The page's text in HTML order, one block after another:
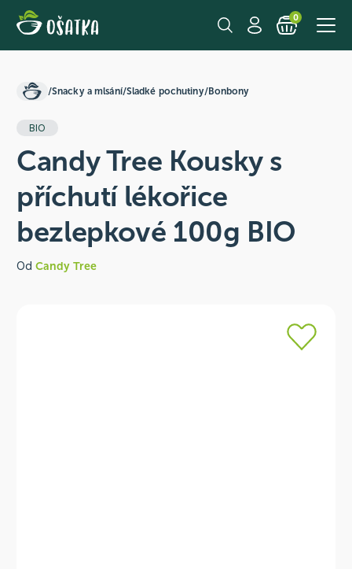
0
/Snacky a mlsání/Sladké pochutiny/Bonbony
BIO
Candy Tree Kousky s
příchutí lékořice
bezlepkové 100g BIO
Od Candy Tree